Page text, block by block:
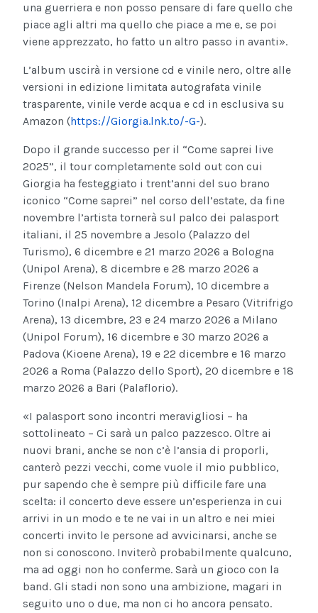
una guerriera e non posso pensare di fare quello che
piace agli altri ma quello che piace a me e, se poi
viene apprezzato, ho fatto un altro passo in avanti».
L’album uscirà in versione cd e vinile nero, oltre alle
versioni in edizione limitata autografata vinile
trasparente, vinile verde acqua e cd in esclusiva su
Amazon (https://Giorgia.lnk.to/-G-).
Dopo il grande successo per il “Come saprei live
2025”, il tour completamente sold out con cui
Giorgia ha festeggiato i trent’anni del suo brano
iconico “Come saprei” nel corso dell’estate, da fine
novembre l’artista tornerà sul palco dei palasport
italiani, il 25 novembre a Jesolo (Palazzo del
Turismo), 6 dicembre e 21 marzo 2026 a Bologna
(Unipol Arena), 8 dicembre e 28 marzo 2026 a
Firenze (Nelson Mandela Forum), 10 dicembre a
Torino (Inalpi Arena), 12 dicembre a Pesaro (Vitrifrigo
Arena), 13 dicembre, 23 e 24 marzo 2026 a Milano
(Unipol Forum), 16 dicembre e 30 marzo 2026 a
Padova (Kioene Arena), 19 e 22 dicembre e 16 marzo
2026 a Roma (Palazzo dello Sport), 20 dicembre e 18
marzo 2026 a Bari (Palaflorio).
«I palasport sono incontri meravigliosi – ha
sottolineato – Ci sarà un palco pazzesco. Oltre ai
nuovi brani, anche se non c’è l’ansia di proporli,
canterò pezzi vecchi, come vuole il mio pubblico,
pur sapendo che è sempre più difficile fare una
scelta: il concerto deve essere un’esperienza in cui
arrivi in un modo e te ne vai in un altro e nei miei
concerti invito le persone ad avvicinarsi, anche se
non si conoscono. Inviterò probabilmente qualcuno,
ma ad oggi non ho conferme. Sarà un gioco con la
band. Gli stadi non sono una ambizione, magari in
seguito uno o due, ma non ci ho ancora pensato.